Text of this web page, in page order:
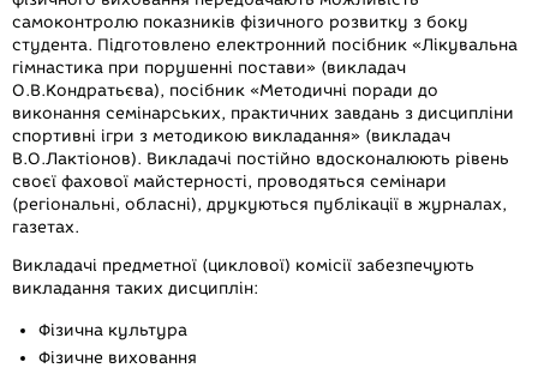
самоконтролю показників фізичного розвитку з боку
студента. Підготовлено електронний посібник «Лікувальна
гімнастика при порушенні постави» (викладач
О.В.Кондратьєва), посібник «Методичні поради до
виконання семінарських, практичних завдань з дисципліни
спортивні ігри з методикою викладання» (викладач
В.О.Лактіонов). Викладачі постійно вдосконалюють рівень
своєї фахової майстерності, проводяться семінари
(регіональні, обласні), друкуються публікації в журналах,
газетах.
Викладачі предметної (циклової) комісії забезпечують
викладання таких дисциплін:
Фізична культура
Фізичне виховання